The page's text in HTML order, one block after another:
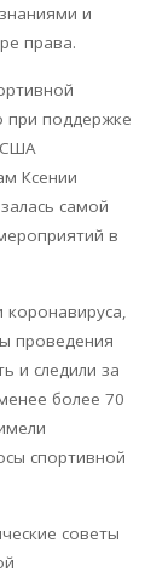
и
права.
при поддержке
США
Ксении
самой
в
проведения
и следили за
более 70
спортивной
советы